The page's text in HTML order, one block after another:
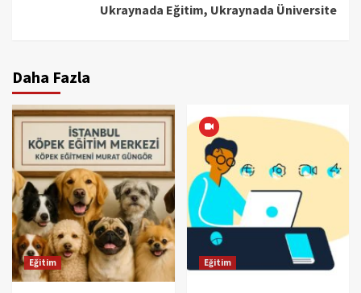
Ukraynada Eğitim, Ukraynada Üniversite
Daha Fazla
Eğitim Eğitim